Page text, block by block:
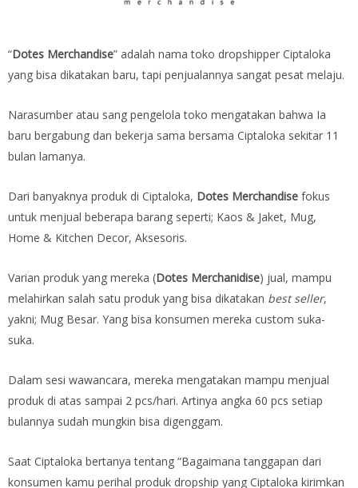
“Dotes Merchandise” adalah nama toko dropshipper Ciptaloka
yang bisa dikatakan baru, tapi penjualannya sangat pesat melaju.
Narasumber atau sang pengelola toko mengatakan bahwa Ia
baru bergabung dan bekerja sama bersama Ciptaloka sekitar 11
bulan lamanya.
Dari banyaknya produk di Ciptaloka, Dotes Merchandise fokus
untuk menjual beberapa barang seperti; Kaos & Jaket, Mug,
Home & Kitchen Decor, Aksesoris.
Varian produk yang mereka (Dotes Merchanidise) jual, mampu
melahirkan salah satu produk yang bisa dikatakan best seller,
yakni; Mug Besar. Yang bisa konsumen mereka custom suka-
suka.
Dalam sesi wawancara, mereka mengatakan mampu menjual
produk di atas sampai 2 pcs/hari. Artinya angka 60 pcs setiap
bulannya sudah mungkin bisa digenggam.
Saat Ciptaloka bertanya tentang “Bagaimana tanggapan dari
konsumen kamu perihal produk dropship yang Ciptaloka kirimkan